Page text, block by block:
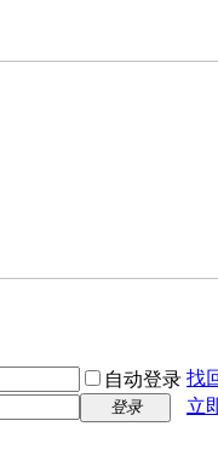
自动登录 找
登录
立